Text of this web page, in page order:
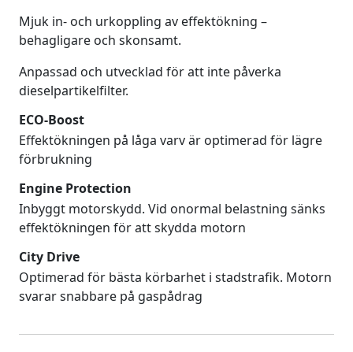
Mjuk in- och urkoppling av effektökning –
behagligare och skonsamt.
Anpassad och utvecklad för att inte påverka
dieselpartikelfilter.
ECO-Boost
Effektökningen på låga varv är optimerad för lägre
förbrukning
Engine Protection
Inbyggt motorskydd. Vid onormal belastning sänks
effektökningen för att skydda motorn
City Drive
Optimerad för bästa körbarhet i stadstrafik. Motorn
svarar snabbare på gaspådrag